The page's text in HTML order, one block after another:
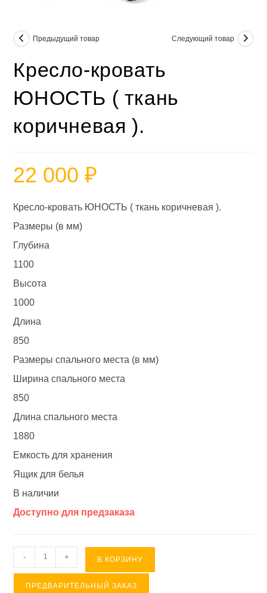
Предыдущий товар Следующий товар
Кресло-кровать
ЮНОСТЬ ( ткань
коричневая ).
22 000₽
Кресло-кровать ЮНОСТЬ ( ткань коричневая ).
Размеры (в мм)
Глубина
1100
Высота
1000
Длина
850
Размеры спального места (в мм)
Ширина спального места
850
Длина спального места
1880
Емкость для хранения
Ящик для белья
В наличии
Доступно для предзаказа
Количество
товара
Кресло-
- + В КОРЗИНУ
ПРЕДВАРИТЕЛЬНЫЙ ЗАКАЗ